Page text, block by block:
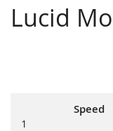
Lucid
Speed
1